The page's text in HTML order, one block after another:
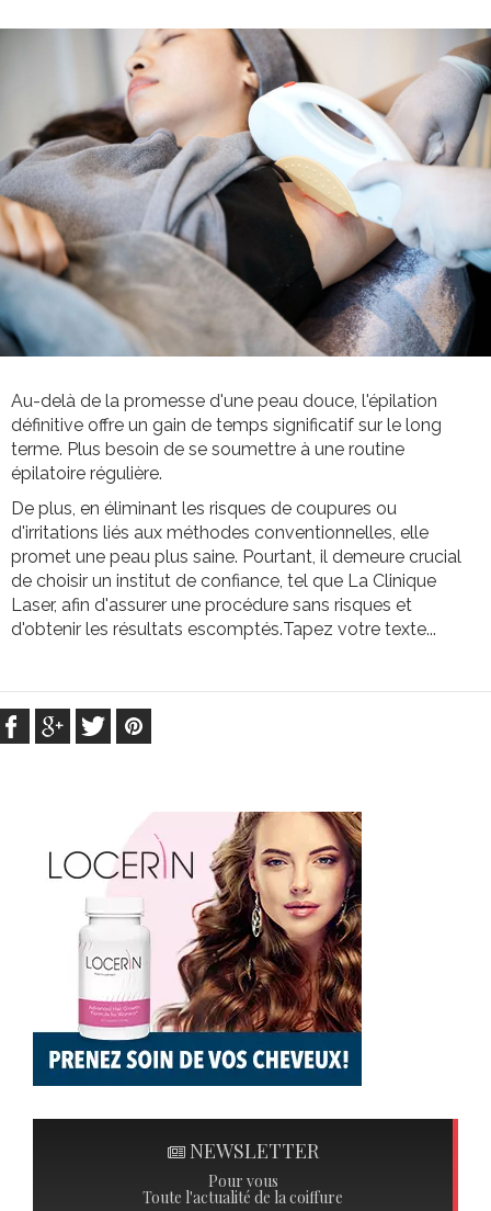
Au-delà de la promesse d'une peau douce, l'épilation
définitive offre un gain de temps significatif sur le long
terme. Plus besoin de se soumettre à une routine
épilatoire régulière.
De plus, en éliminant les risques de coupures ou
d'irritations liés aux méthodes conventionnelles, elle
promet une peau plus saine. Pourtant, il demeure crucial
de choisir un institut de confiance, tel que La Clinique
Laser, afin d'assurer une procédure sans risques et
d'obtenir les résultats escomptés.Tapez votre texte...
NEWSLETTER
Pour vous
Toute l'actualité de la coiffure